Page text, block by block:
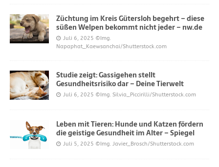
Züchtung im Kreis Gütersloh begehrt – diese
süßen Welpen bekommt nicht jeder – nw.de
Juli 6, 2025 ©Img.
Napaphat_Kaewsanchai/Shutterstock.com
Studie zeigt: Gassigehen stellt
Gesundheitsrisiko dar – Deine Tierwelt
Juli 6, 2025 ©Img. Silvia_Piccirilli/Shutterstock.com
Leben mit Tieren: Hunde und Katzen fördern
die geistige Gesundheit im Alter – Spiegel
Juli 5, 2025 ©Img. Javier_Brosch/Shutterstock.com